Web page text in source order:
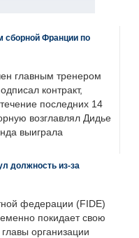
сборной Франции по
главным тренером
контракт,
последних 14
возглавлял Дидье
выиграла
должность из-за
федерации (FIDE)
покидает свою
организации